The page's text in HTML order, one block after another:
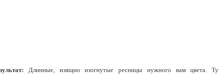
Длинные, изящно изогнутые ресницы нужного вам цвета.